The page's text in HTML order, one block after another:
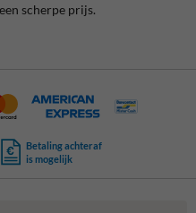
scherpe prijs.
Betaling achteraf
is mogelijk